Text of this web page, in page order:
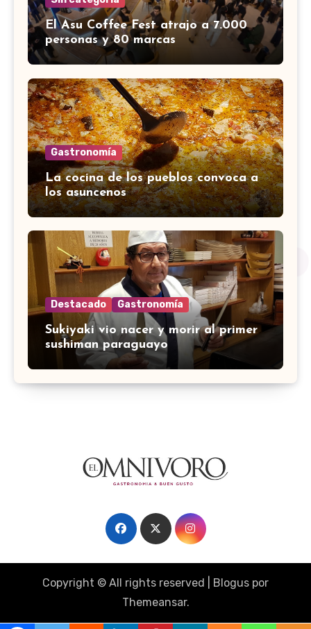
El Asu Coffee Fest atrajo a 7.000
personas y 80 marcas
Gastronomía
La cocina de los pueblos convoca a
los asuncenos
Destacado Gastronomía
Sukiyaki vio nacer y morir al primer
sushiman paraguayo
Copyright © All rights reserved Blogus por
Themeansar.